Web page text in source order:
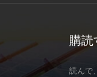
購読
読んで